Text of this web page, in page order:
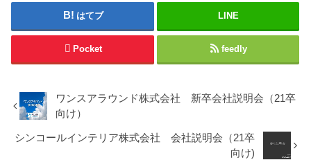
はてブ LINE
Pocket feedly
ワンスアラウンド株式会社 新卒会社説明会（21卒
向け）
シンコールインテリア株式会社 会社説明会（21卒
向け)